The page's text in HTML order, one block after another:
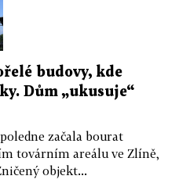
budovy, kde
Dům „ukusuje“
začala bourat
továrním areálu ve Zlíně,
objekt...